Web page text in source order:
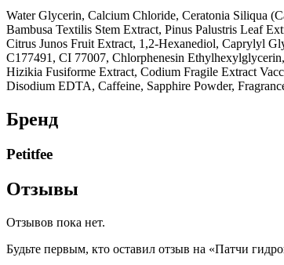
Water Glycerin, Calcium Chloride, Ceratonia Siliqua
Bambusa Textilis Stem Extract, Pinus Palustris Leaf
Citrus Junos Fruit Extract, 1,2-Hexanediol, Caprylyl
C177491, CI 77007, Chlorphenesin
Hizikia Fusiforme Extract, Codium Fragile Extract
Disodium EDTA, Caffeine, Sapphire Powder,
Бренд
Petitfee
Отзывы
Отзывов пока нет.
Будьте первым, кто оставил отзыв на «Патчи